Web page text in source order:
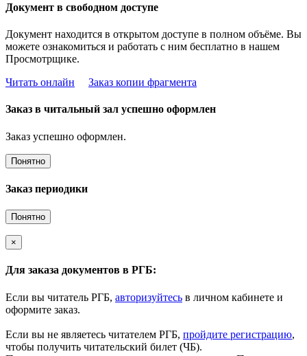
Документ в свободном доступе
Документ находится в открытом доступе в полном объёме. Вы
можете ознакомиться и работать с ним бесплатно в нашем
Просмотрщике.
Читать онлайн
Заказ копии фрагмента
Заказ в читальный зал успешно оформлен
Заказ успешно оформлен.
Понятно
Заказ периодики
Понятно
×
Для заказа документов в РГБ:
Если вы читатель РГБ, авторизуйтесь в личном кабинете и
оформите заказ.
Если вы не являетесь читателем РГБ, пройдите регистрацию,
чтобы получить читательский билет (ЧБ).